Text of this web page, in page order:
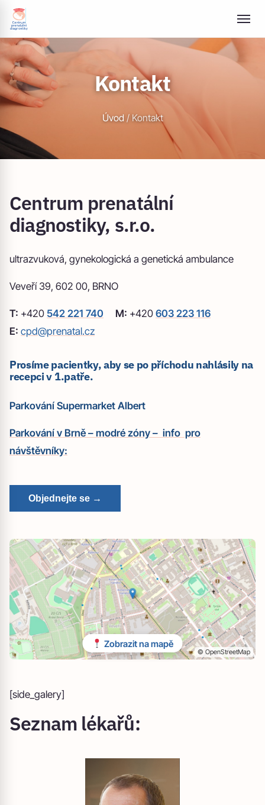
Kontakt
Úvod / Kontakt
Centrum prenatální
diagnostiky, s.r.o.
ultrazvuková, gynekologická a genetická ambulance
Veveří 39, 602 00, BRNO
T: +420 542 221 740 M: +420 603 223 116
E: cpd@prenatal.cz
Prosíme pacientky, aby se po příchodu nahlásily na
recepci v 1.patře.
Parkování Supermarket Albert
Parkování v Brně – modré zóny – info pro
návštěvníky:
Objednejte se →
Zobrazit na mapě
© OpenStreetMap
[side_galery]
Seznam lékařů: